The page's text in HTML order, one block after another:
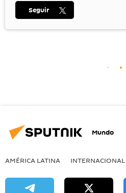
Seguir
Mundo
AMÉRICA LATINA INTERNACIONAL